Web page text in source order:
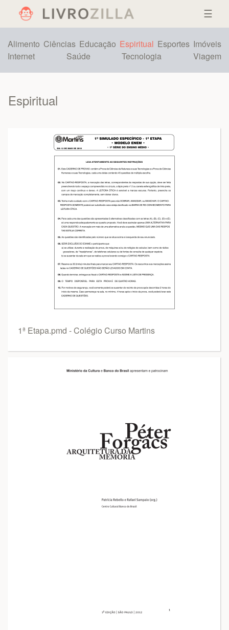
☰
Alimento Ciências Educação Espiritual Esportes Imóveis
Internet
Saúde Tecnologia Viagem
Espiritual
1ª Etapa.pmd - Colégio Curso Martins